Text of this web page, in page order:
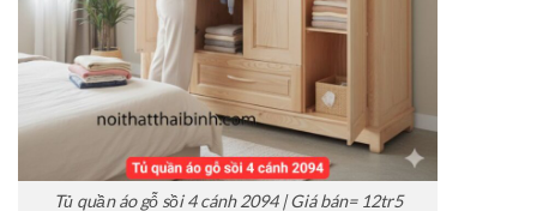
Tủ quần áo gỗ sồi 4 cánh 2094 | Giá bán= 12tr5